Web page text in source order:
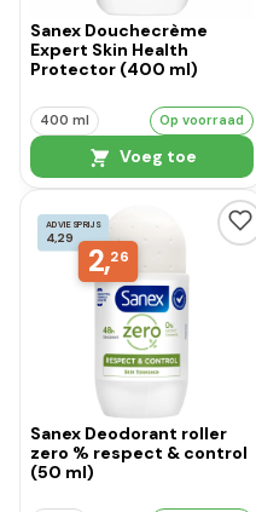
Sanex Douchecrème
Expert Skin Health
Protector (400 ml)
400 ml Op voorraad
Voeg toe
ADVIESPRIJS
4,29
2,26
Sanex Deodorant roller
zero % respect & control
(50 ml)